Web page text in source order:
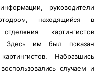
руководители
находящийся в
картингистов
Здесь им был показан
Набравшись
случаем и